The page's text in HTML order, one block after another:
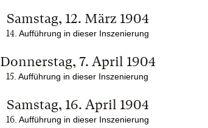
Samstag, 12. März 1904
14. Aufführung in dieser Inszenierung
Donnerstag, 7. April 1904
15 Aufführung in dieser Inszenierung
Samstag, 16. April 1904
16. Aufführung in dieser Inszenierung